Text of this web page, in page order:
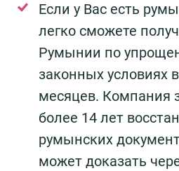
Если у Вас есть
легко сможете
Румынии по
законных условиях
месяцев. Компания
более 14 лет
румынских
может доказать